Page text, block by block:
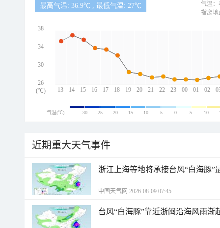
最高气温: 36.9℃ , 最低气温: 27℃
13 14 15 16 17 18 19 20 21 22 23 00 01 02
38
34
30
26
(℃)
气温：
指离地
气温(℃) -30 -25 -20 -15 -10 -5 0 5 10
近期重大天气事件
浙江上海等地将承接台风“白海豚”
中国天气网 2026-08-09 07:45
台风“白海豚”靠近浙闽沿海风雨渐